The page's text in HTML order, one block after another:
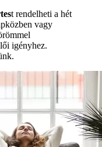
t rendelheti a hét
vagy
igényhez.